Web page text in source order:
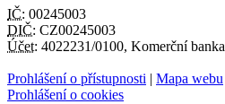
IČ: 00245003
DIČ: CZ00245003
Účet: 4022231/0100, Komerční banka
Prohlášení o přístupnosti | Mapa webu
Prohlášení o cookies